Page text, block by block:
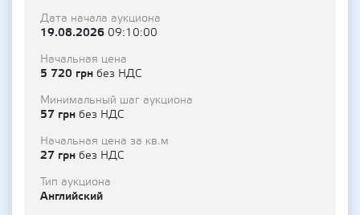
Дата начала аукциона
19.08.2026 09:10:00
Начальная цена
5 720 грн без НДС
Минимальный шаг аукциона
57 грн без НДС
Начальная цена за кв.м
27 грн без НДС
Тип аукциона
Английский